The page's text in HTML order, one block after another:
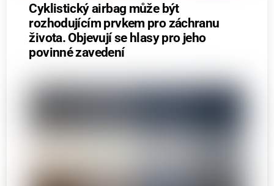
Cyklistický airbag může být
rozhodujícím prvkem pro záchranu
života. Objevují se hlasy pro jeho
povinné zavedení